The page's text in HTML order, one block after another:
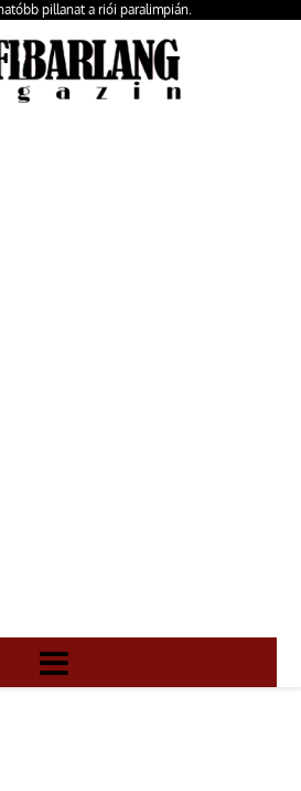
pillanat a riói paralimpián.